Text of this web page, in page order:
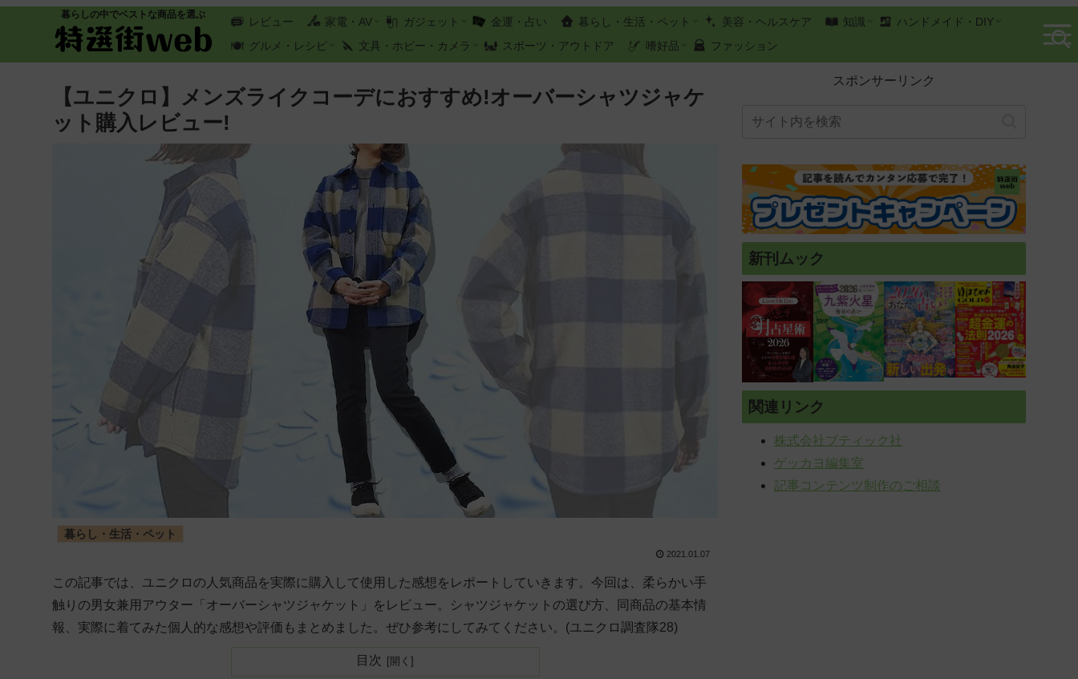
暮らしの中でベストな商品を選ぶ
レビュー 家電・AV ガジェット 金運・占い 暮らし・生活・ペット 美容・ヘルスケア 知識
ハンドメイド・DIY
グルメ・レシピ
文具・ホビー・カメラ スポーツ・アウトドア 嗜好品 ファッション
【ユニクロ】メンズライクコーデにおすすめ!オーバーシャツジャケ
ット購入レビュー!
暮らし・生活・ペット
2021.01.07
この記事では、ユニクロの人気商品を実際に購入して使用した感想をレポートしていきます。今回は、柔らかい手
触りの男女兼用アウター「オーバーシャツジャケット」をレビュー。シャツジャケットの選び方、同商品の基本情
報、実際に着てみた個人的な感想や評価もまとめました。ぜひ参考にしてみてください。(ユニクロ調査隊28)
目次
スポンサーリンク
新刊ムック
関連リンク
株式会社ブティック社
ゲッカヨ編集室
記事コンテンツ制作のご相談